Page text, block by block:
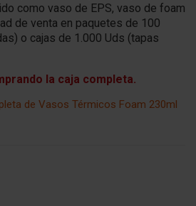
como vaso de EPS, vaso de foam
de venta en paquetes de 100
o cajas de 1.000 Uds (tapas
la caja completa.
de Vasos Térmicos Foam 230ml